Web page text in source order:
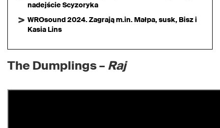
nadejście Scyzoryka
WROsound 2024. Zagrają m.in. Małpa, susk, Bisz i
Kasia Lins
The Dumplings –Raj